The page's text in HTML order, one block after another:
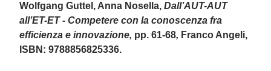
Wolfgang Guttel, Anna Nosella, Dall’AUT-AUT
all’ET-ET - Competere con la conoscenza fra
efficienza e innovazione, pp. 61-68, Franco Angeli,
ISBN: 9788856825336.